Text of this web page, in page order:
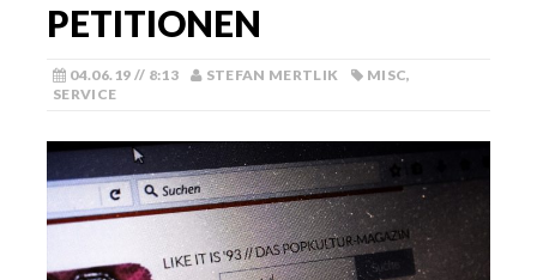
PETITIONEN
04.06.19 // 8:13 STEFAN MERTLIK MISC,
SERVICE